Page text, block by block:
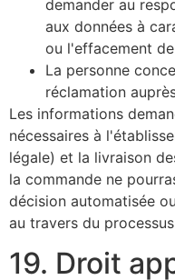
demander au
aux données à
ou l'effacement
La personne
réclamation
Les informations
nécessaires à
légale) et la livraison
la commande ne
décision automatisée
au travers du
19. Droit